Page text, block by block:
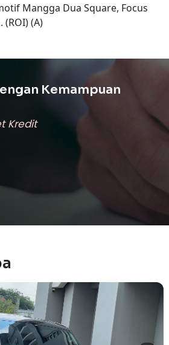
Mangga Dua Square, Focus
(ROI) (A)
Kemampuan
Kredit